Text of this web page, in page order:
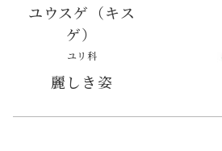
ユウスゲ（キス
ゲ）
ユリ科
麗しき姿